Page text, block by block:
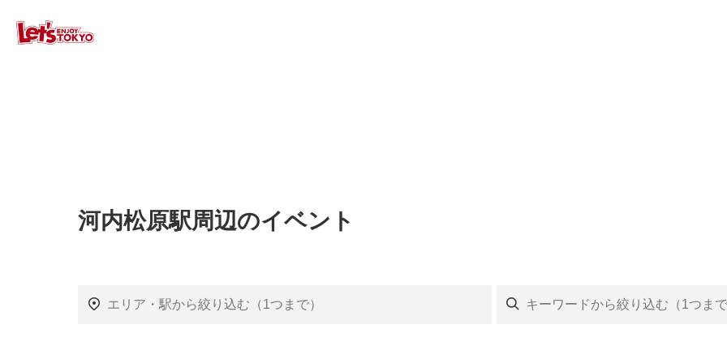
河内松原駅周辺のイベント